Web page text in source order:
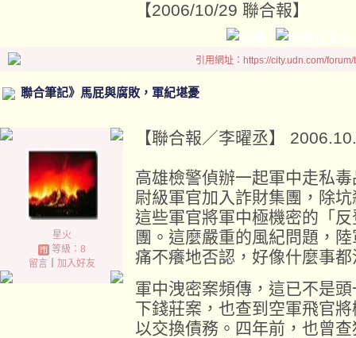
【2006/10/29 聯合報】
引用網址：https://city.udn.com/
聯合筆記》馬屁與腐敗，軍紀堪憂
星火
等級：8
留言｜ 加入好友
【聯合報／李曜丞】
高雄檢警偵辦一起軍中走私
尉級軍官加入詐財集團，除
這些軍官將軍中極機密的「
團。這麼嚴重的風紀問題，
痛不癢地否認，好像什麼事
軍中洩密案頻傳，這已不是
下錢莊案，也查到空軍飛官
以交換債務。四年前，也曾